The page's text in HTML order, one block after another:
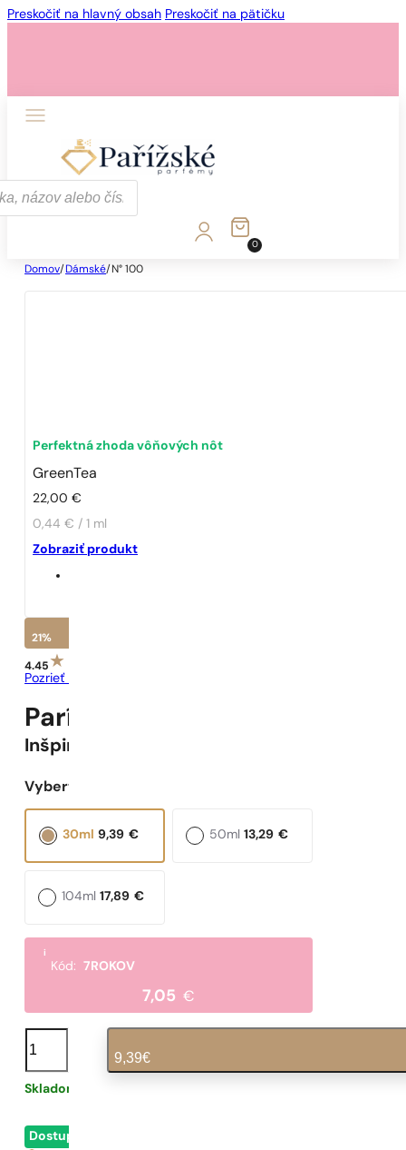
Preskočiť na hlavný obsah Preskočiť na pätičku
0
Domov/ Dámské/ N° 100
Perfektná zhoda vôňových nôt
GreenTea
22,00€
0,44 € / 1 ml
Zobraziť produkt
21%
4.45
Pozrieť recenzie
Parížske Parfumy N° 100 -
Inšpirované
Vyberte objem:
9,39 €
30ml 13,29 €
50ml
17,89 €
104ml
i
Kód:7ROKOV
7,05 €
množstvo
N°
100
9,39€
Skladom
Dostupné